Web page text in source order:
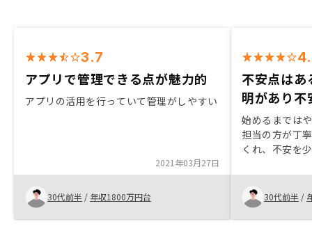
3.7
アプリで管理できる点が魅力的
アプリの活用を行っていて管理がしやすい
2021年03月27日
30代前半 / 年収1800万円台
不安点はあ
明があり不
始めるまでは
担当の方が丁
くれ、不安を
り、複数の物
にありません
30代前半 /